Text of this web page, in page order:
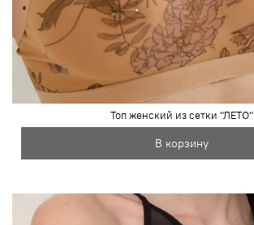
Топ женский из сетки "ЛЕТО"
В корзину